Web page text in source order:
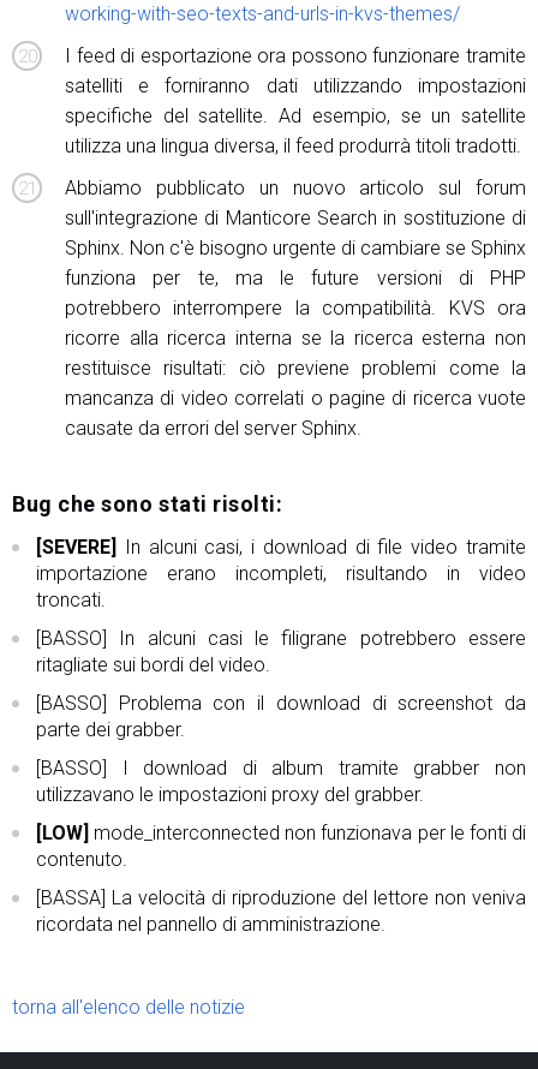
working-with-seo-texts-and-urls-in-kvs-themes/
I feed di esportazione ora possono funzionare tramite
satelliti e forniranno dati utilizzando impostazioni
specifiche del satellite. Ad esempio, se un satellite
utilizza una lingua diversa, il feed produrrà titoli tradotti.
Abbiamo pubblicato un nuovo articolo sul forum
sull'integrazione di Manticore Search in sostituzione di
Sphinx. Non c'è bisogno urgente di cambiare se Sphinx
funziona per te, ma le future versioni di PHP
potrebbero interrompere la compatibilità. KVS ora
ricorre alla ricerca interna se la ricerca esterna non
restituisce risultati: ciò previene problemi come la
mancanza di video correlati o pagine di ricerca vuote
causate da errori del server Sphinx.
Bug che sono stati risolti:
[SEVERE]
In alcuni casi, i download di file video tramite
importazione erano incompleti, risultando in video
troncati.
[BASSO] In alcuni casi le filigrane potrebbero essere
ritagliate sui bordi del video.
[BASSO] Problema con il download di screenshot da
parte dei grabber.
[BASSO] I download di album tramite grabber non
utilizzavano le impostazioni proxy del grabber.
[LOW] mode_interconnected non funzionava per le fonti di
contenuto.
[BASSA] La velocità di riproduzione del lettore non veniva
ricordata nel pannello di amministrazione.
torna all'elenco delle notizie